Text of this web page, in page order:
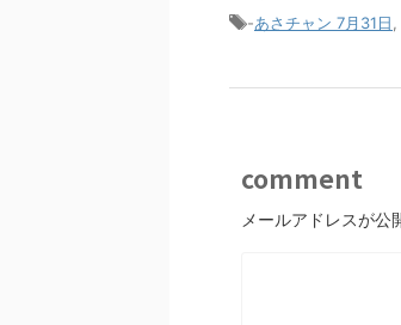
-あさチャン 7月31日
comment
メールアドレスが公